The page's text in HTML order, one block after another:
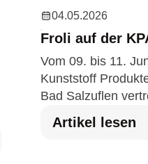
04.05.2026
Froli auf der
Vom 09. bis 11.
Kunststoff
Bad Salzuflen
Design,
Artikel lesen